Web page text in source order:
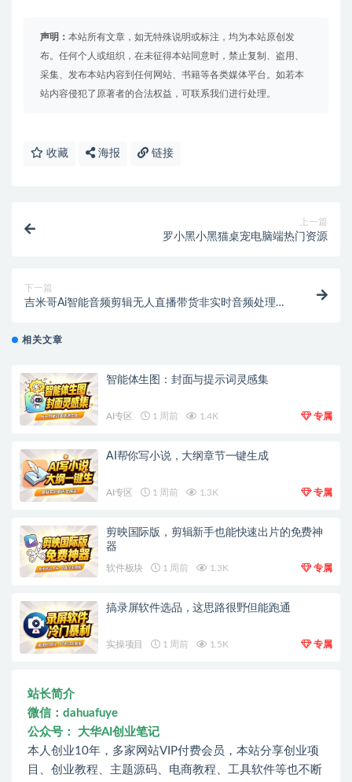
声明： 本站所有文章，如无特殊说明或标注，均为本站原创发
布。任何个人或组织，在未征得本站同意时，禁止复制、盗用、
采集、发布本站内容到任何网站、书籍等各类媒体平台。如若本
站内容侵犯了原著者的合法权益，可联系我们进行处理。
收藏 海报 链接
上一篇
罗小黑小黑猫桌宠电脑端热门资源
下一篇
吉米哥Ai智能音频剪辑无人直播带货非实时音频处理碎
相关文章
智能体生图：封面与提示词灵感集
AI专区 1 周前 1.4K 专属
AI帮你写小说，大纲章节一键生成
AI专区 1 周前 1.3K 专属
剪映国际版，剪辑新手也能快速出片的免费神
器
软件板块 1 周前 1.3K 专属
搞录屏软件选品，这思路很野但能跑通
实操项目 1 周前 1.5K 专属
站长简介
微信：dahuafuye
公众号： 大华AI创业笔记
本人创业10年，多家网站VIP付费会员，本站分享创业项
目、创业教程、主题源码、电商教程、工具软件等也不断